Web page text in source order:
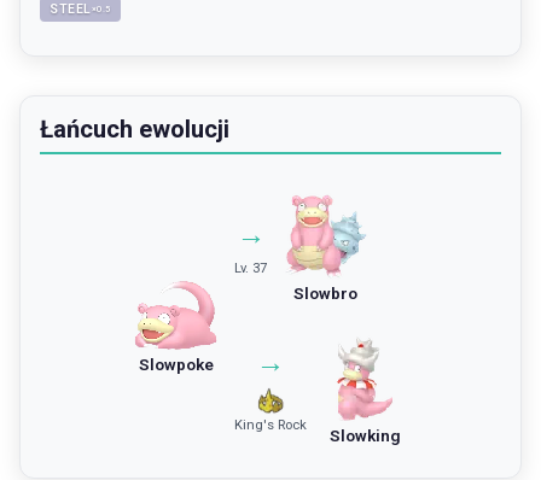
STEEL ×0.5
Łańcuch ewolucji
Slowpoke
→
Lv. 37
Slowbro
→
King's Rock
Slowking